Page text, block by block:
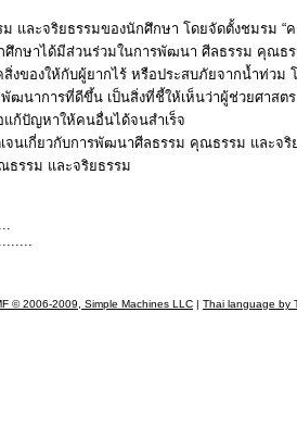
ละจริยธรรมของนักศึกษา โดยจัดตั้งชมรม “
กษาได้มีส่วนร่วมในการพัฒนา ศีลธรรม คุณธ
งของให้กับผู้ยากไร้ หรือประสบภัยจากน้ำท่ว
ฒนาการที่ดีขึ้น เป็นสิ่งที่ชี้ให้เห็นว่าผู้ช่วยศาส
ก้ปัญหาให้คนอื่นได้จนสำเร็จ
นเกี่ยวกับการพัฒนาศีลธรรม คุณธรรม และ
ธรรม และจริยธรรม
© 2006-2009, Simple Machines LLC | Thai language by